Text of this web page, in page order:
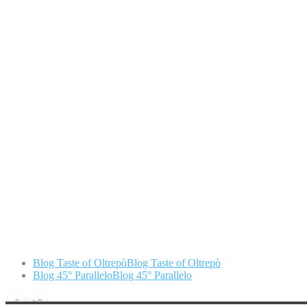
Blog Taste of OltrepòBlog Taste of Oltrepò
Blog 45° ParalleloBlog 45° Parallelo